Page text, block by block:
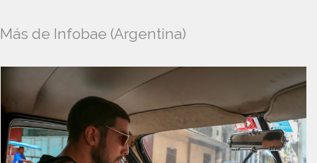
Más de Infobae (Argentina)